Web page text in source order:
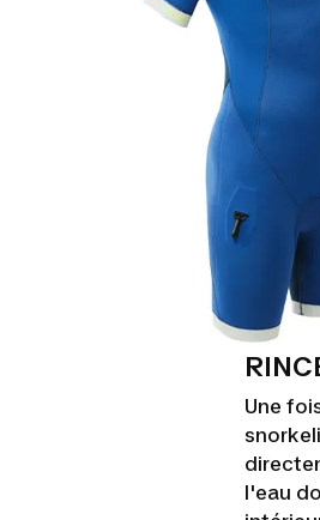
Une
l'eau